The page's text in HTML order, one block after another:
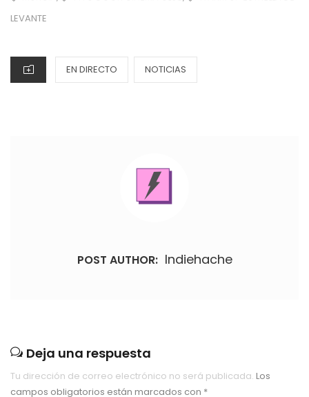
LEVANTE
CATEGORIES
EN DIRECTO NOTICIAS
POST AUTHOR: Indiehache
Deja una respuesta
Tu dirección de correo electrónico no será publicada. Los
campos obligatorios están marcados con *